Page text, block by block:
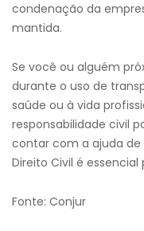
condenação da
mantida.
Se você ou alguém
durante o uso de
saúde ou à vida
responsabilidade civil
contar com a ajuda
Direito Civil é
Fonte: Conjur